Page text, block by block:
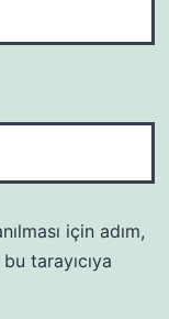
için adım,
tarayıcıya